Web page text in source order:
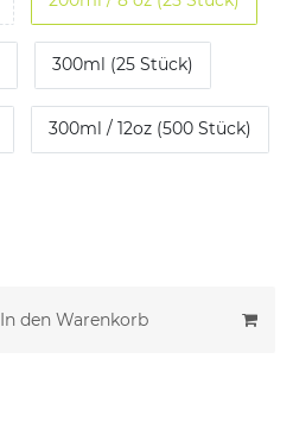
300ml (25 Stück)
300ml / 12oz (500 Stück)
In den Warenkorb